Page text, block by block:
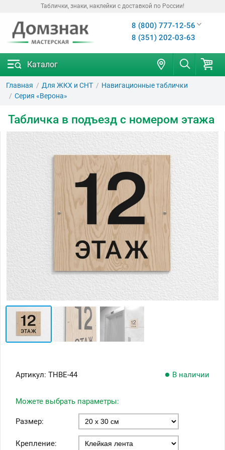
Таблички, знаки, наклейки с доставкой по России!
8 (800) 777-12-56
8 (351) 202-03-63
Каталог
Главная Для ЖКХ и СНТ
Навигационные таблички
Серия «Верона»
Табличка в подъезд с номером этажа
Артикул: ТНВЕ-44 В наличии
Можете выбрать параметры:
Размер:
Крепление: